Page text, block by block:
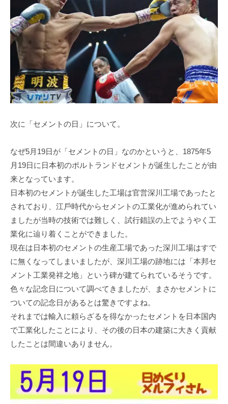
次に「セメントの日」について。
なぜ5⽉19⽇が「セメントの⽇」なのかというと、1875年5
⽉19⽇に⽇本初のポルトランドセメントが誕⽣したことが由
来となっています。
⽇本初のセメントが誕⽣した⼯場は官営深川⼯場であったと
されており、江⼾時代からセメントの⼯業化が進められてい
ましたが当時の技術では難しく、試⾏錯誤の上でようやく⼯
業化に辿り着くことができました。
現在は⽇本初のセメントの⽣産⼯場であった深川⼯場はすで
に無くなってしまいましたが、深川⼯場の跡地には「本邦セ
メント⼯業発祥之地」という碑が建てられているそうです。
⾊々な記念⽇について調べてきましたが、まさかセメントに
ついての記念⽇があるとは驚きですよね。
それまでは輸⼊に頼らざるを得なかったセメントを⽇本国内
で⼯業化したことにより、その後の⽇本の建築に⼤きく貢献
したことは間違いありません。